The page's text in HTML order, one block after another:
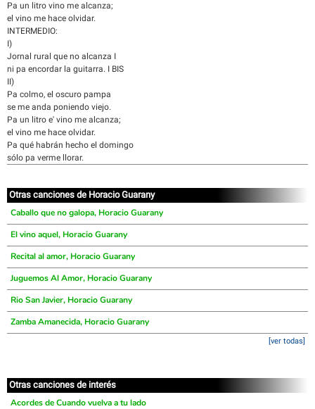
Pa un litro vino me alcanza;
el vino me hace olvidar.
INTERMEDIO:
I)
Jornal rural que no alcanza I
ni pa encordar la guitarra. I BIS
II)
Pa colmo, el oscuro pampa
se me anda poniendo viejo.
Pa un litro e' vino me alcanza;
el vino me hace olvidar.
Pa qué habrán hecho el domingo
sólo pa verme llorar.
Otras canciones de Horacio Guarany
Caballo que no galopa, Horacio Guarany
El vino aquel, Horacio Guarany
Recital al amor, Horacio Guarany
Juguemos Al Amor, Horacio Guarany
Rio San Javier, Horacio Guarany
Zamba Amanecida, Horacio Guarany
[ver todas]
Otras canciones de interés
Acordes de Cuando vuelva a tu lado